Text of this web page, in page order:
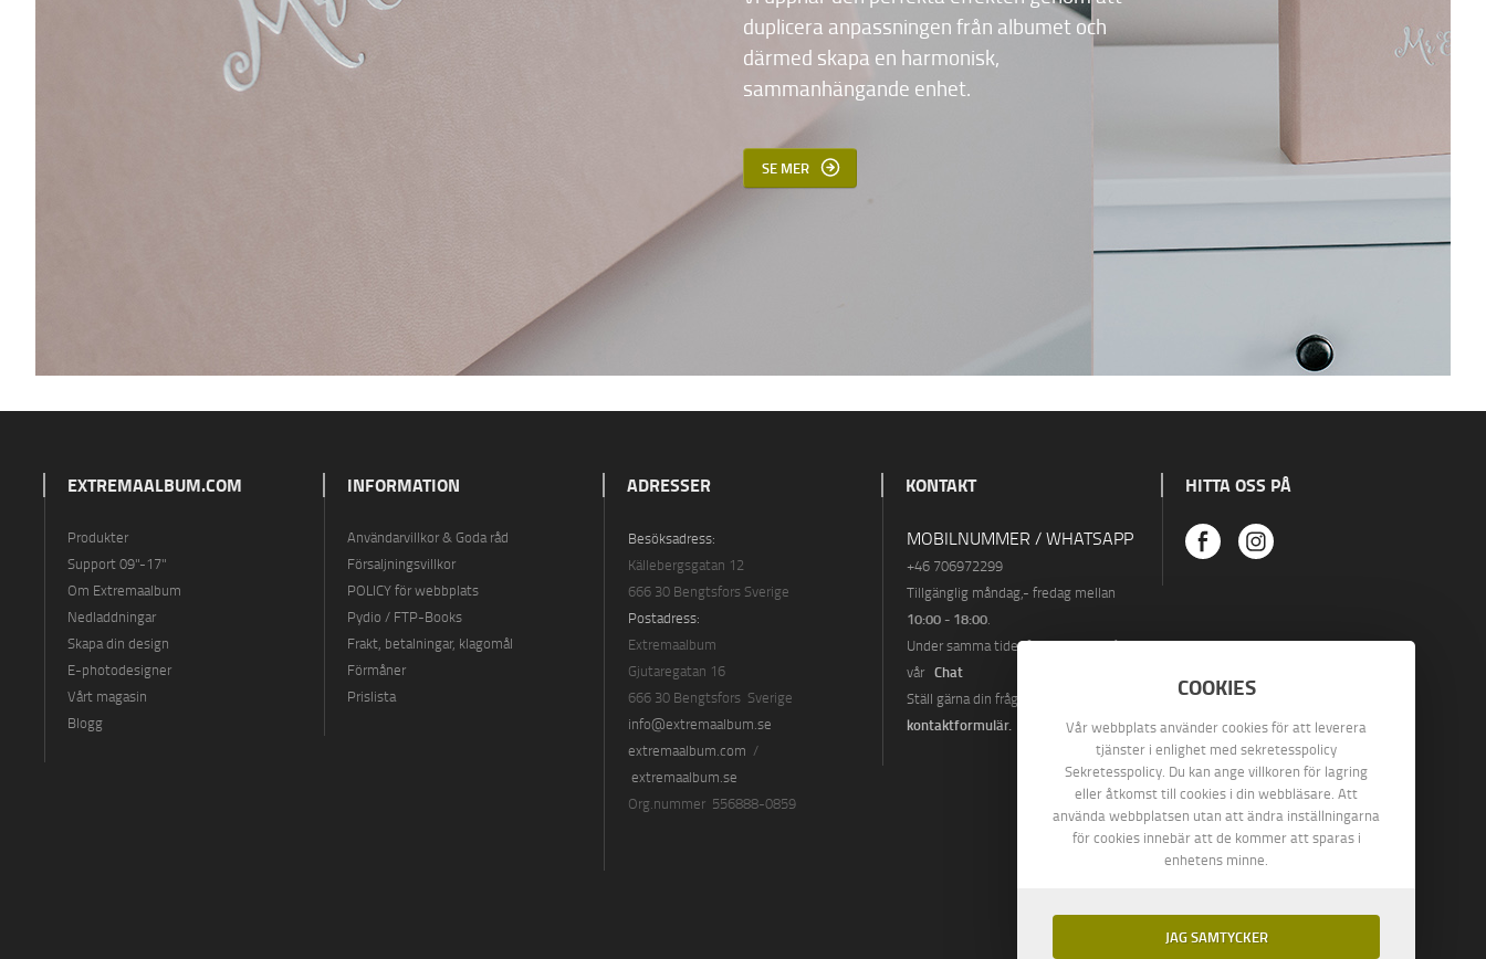
duplicera anpassningen från albumet och
därmed skapa en harmonisk,
sammanhängande enhet.
SE MER
EXTREMAALBUM.COM
Produkter
Support 09"-17"
Om Extremaalbum
Nedladdningar
Skapa din design
E-photodesigner
Vårt magasin
Blogg
INFORMATION
Användarvillkor & Goda råd
Försaljningsvillkor
POLICY för webbplats
Pydio / FTP-Books
Frakt, betalningar, klagomål
Förmåner
Prislista
ADRESSER
Besöksadress:
Källebergsgatan 12
666 30 Bengtsfors Sverige
Postadress:
Extremaalbum
Gjutaregatan 16
666 30 Bengtsfors Sverige
info@extremaalbum.se
extremaalbum.com /
extremaalbum.se
Org.nummer 556888-0859
KONTAKT
MOBILNUMMER / WHATSAPP
+46 706972299
Tillgänglig måndag,- fredag ​​mellan
10:00 - 18:00.
Under samma tider finns vi även på
vår Chat
Ställ gärna din fråga via vårt
kontaktformulär.
HITTA OSS PÅ
COOKIES
Vår webbplats använder cookies för att leverera
tjänster i enlighet med sekretesspolicy
Sekretesspolicy. Du kan ange villkoren för lagring
eller åtkomst till cookies i din webbläsare. Att
använda webbplatsen utan att ändra inställningarna
för cookies innebär att de kommer att sparas i
enhetens minne.
JAG SAMTYCKER